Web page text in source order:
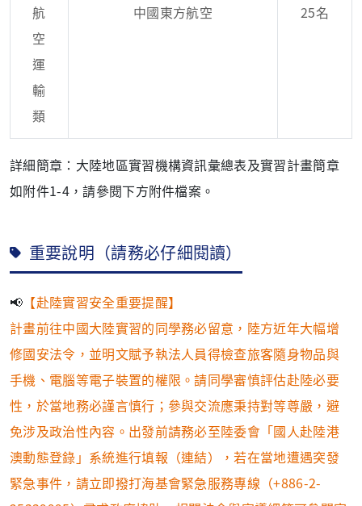
航
空
運
輸
類
中國東方航空 25名
詳細簡章：大陸地區實習機構資訊彙總表及實習計畫簡章
如附件1-4，請參閱下方附件檔案。
重要說明（請務必仔細閱讀）
📢 【赴陸實習安全重要提醒】
計畫前往中國大陸實習的同學務必留意，陸方近年大幅增
修國安法令，並明文賦予執法人員得檢查旅客隨身物品與
手機、電腦等電子裝置的權限。請同學審慎評估赴陸必要
性，於當地務必謹言慎行；參與交流應秉持對等尊嚴，避
免涉及政治性內容。出發前請務必至陸委會「國人赴陸港
澳動態登錄」系統進行填報（連結），若在當地遭遇突發
緊急事件，請立即撥打海基會緊急服務專線（+886-2-